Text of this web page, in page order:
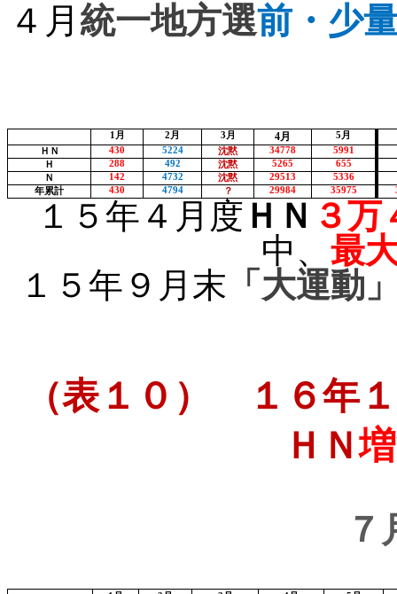
４月 統一地方選前・少
1 月 2 月 3 月 4月 5 月
ＨＮ
430 5224 沈黙 34778
5991
Ｈ
288 492 沈黙 5265
655
Ｎ
142 4732 沈黙 29513
5336
年累計
430 4794 ？ 29984 35975
１５年４月度 ＨＮ ３万
中、 最
１５年９月末 「大運動
（表１０） １６年
ＨＮ
７